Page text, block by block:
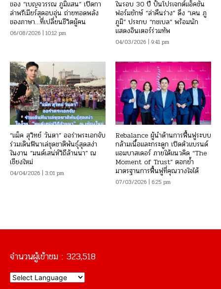
ของ “เบญจวรรณ ภูมิแสน” เปิดกา
ล่าพรีเมียร์สุดอบอุ่น ถ่ายทอดพลัง
ของภาษา…ที่เปลี่ยนชีวิตผู้คน
06/08/2026 | 10:12 pm
ในรอบ 30 ปี ปั้นโปรเจกต์แอ็คชั่น
ฟอร์มยักษ์ “ล่าคืนร่าง” ดึง “เคน ภู
ภูมิ” ประกบ “กชเบล” พร้อมนัก
แสดงอินเตอร์ร่วมทัพ
04/03/2026 | 9:41 pm
“แม็ค สุวิทย์ วันตา” ออร่าพระเอกจับ
ร่วมเดินฟินาเล่ชุดชาติพันธุ์สุดสง่า
ในงาน “มนต์เสน่ห์วิถีล้านนา” ณ
เชียงใหม่
04/04/2026 | 3:01 pm
Rebalance ผู้นำด้านการฟื้นฟูระบบ
กล้ามเนื้อและกระดูก เปิดตัวแบรนด์
แอมบาสเดอร์ ภายใต้แนวคิด “The
Moment of Trust” ตอกย้ำ
มาตรฐานการฟื้นฟูที่คุณวางใจได้
07/03/2026 | 6:25 pm
จำนวนผู้เข้าชม : 323,518